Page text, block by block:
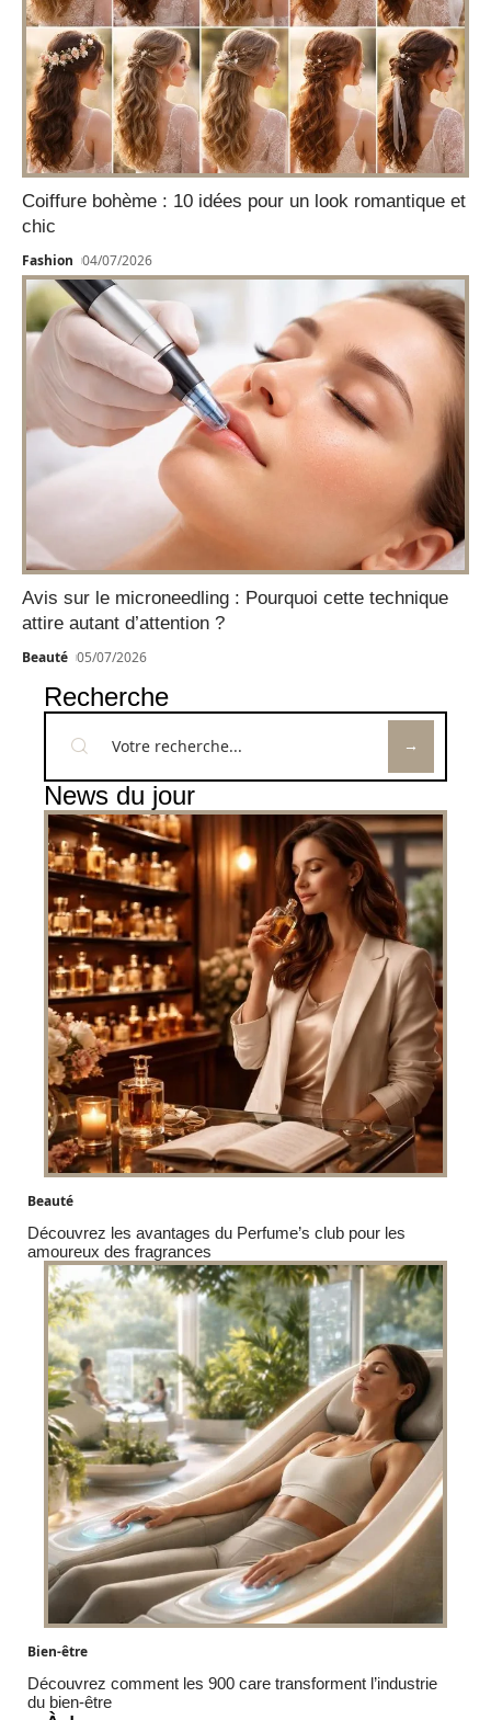
Coiffure bohème : 10 idées pour un look romantique et
chic
Fashion 04/07/2026
Avis sur le microneedling : Pourquoi cette technique
attire autant d’attention ?
Beauté 05/07/2026
Recherche
News du jour
Beauté
Découvrez les avantages du Perfume’s club pour les
amoureux des fragrances
Bien-être
Découvrez comment les 900 care transforment l’industrie
du bien-être